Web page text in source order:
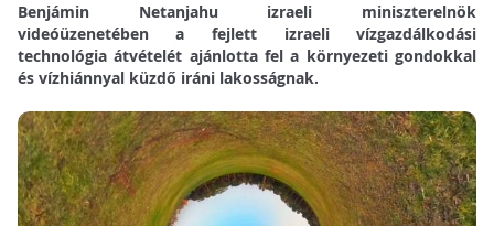
Benjámin Netanjahu izraeli miniszterelnök
videóüzenetében a fejlett izraeli vízgazdálkodási
technológia átvételét ajánlotta fel a környezeti gondokkal
és vízhiánnyal küzdő iráni lakosságnak.